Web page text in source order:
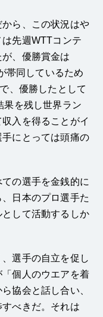
ら、この状況はや
先週WTTコンテ
、優勝賞金は
帯同しているため
、優勝したとして
果を残し世界ラン
入を得ることがイ
にとっては頭痛の
の選手を金銭的に
日本のプロ選手た
して活動するしか
選手の自立を促し
「個人のウエアを着
協会と話し合い、
べきだ。それは